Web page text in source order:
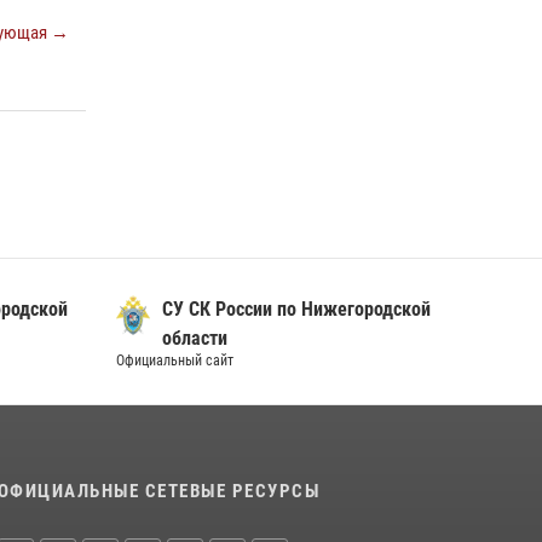
→
СУ СК России по Нижегородской
области
Официальный сайт
СЕТЕВЫЕ РЕСУРСЫ